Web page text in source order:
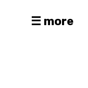
☰ more